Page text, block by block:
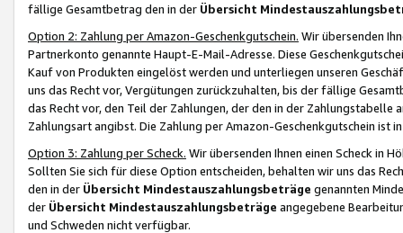
fällige Gesamtbetrag den in der Übersicht
Option 2: Zahlung per Amazon-Geschenkgutschein. Wir übersenden
Partnerkonto genannte Haupt-E-Mail-Adresse. Diese
Kauf von Produkten eingelöst werden und unterliegen unseren
uns das Recht vor, Vergütungen zurückzuhalten, bis der fällige
das Recht vor, den Teil der Zahlungen, der den in der
Zahlungsart angibst. Die Zahlung per Amazon-Geschenkgutschein ist
Option 3: Zahlung per Scheck. Wir übersenden Ihnen einen Scheck in
Sollten Sie sich für diese Option entscheiden, behalten wir uns das
den in der Übersicht Mindestauszahlungsbeträge genannten
der Übersicht Mindestauszahlungsbeträge angegebene
und Schweden nicht verfügbar.